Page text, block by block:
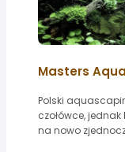
Masters
Polski
czołówce,
na nowo